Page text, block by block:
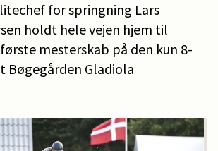
for springning Lars
holdt hele vejen hjem til
mesterskab på den kun 8-
Bøgegården Gladiola